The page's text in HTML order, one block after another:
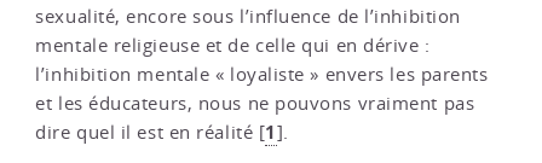
sexualité, encore sous l’influence de l’inhibition
mentale religieuse et de celle qui en dérive :
l’inhibition mentale « loyaliste » envers les parents
et les éducateurs, nous ne pouvons vraiment pas
dire quel il est en réalité [1]